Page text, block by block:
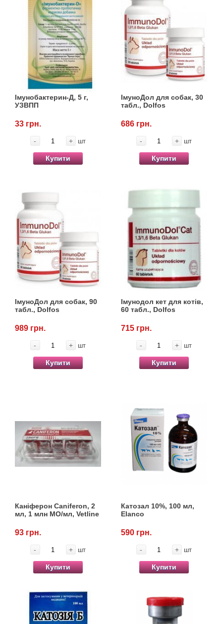
Імунобактерин-Д, 5 г,
УЗВПП
33 грн.
- + шт
Купити
ІмуноДол для собак, 30
табл., Dolfos
686 грн.
- + шт
Купити
ІмуноДол для собак, 90
табл., Dolfos
989 грн.
- + шт
Купити
Імунодол кет для котів,
60 табл., Dolfos
715 грн.
- + шт
Купити
Каніферон Caniferon, 2
мл, 1 млн МО/мл, Vetline
93 грн.
- + шт
Купити
Катозал 10%, 100 мл,
Elanco
590 грн.
- + шт
Купити